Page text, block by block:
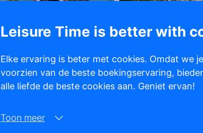
Leisure Time is better with
Elke ervaring is beter met cookies. Omdat we
voorzien van de beste boekingservaring,
alle liefde de beste cookies aan. Geniet ervan!
Toon meer